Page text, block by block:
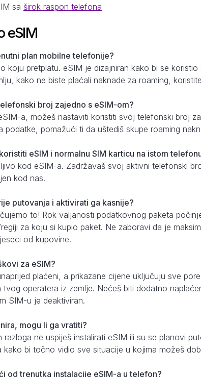
sa širok raspon telefona
eSIM
plan mobilne telefonije?
koju pretplatu. eSIM je dizajniran kako bi se
kako ne biste plaćali naknade za roaming,
broj zajedno s eSIM-om?
a, možeš nastaviti koristiti svoj telefonski broj
podatke, pomažući ti da uštediš skupe roaming
eSIM i normalnu SIM karticu na istom
kod eSIM-a. Zadržavaš svoj aktivni telefonski
kod nas.
putovanja i aktivirati ga kasnije?
to! Rok valjanosti podatkovnog paketa
za koju si kupio paket. Ne zaboravi da je
od kupovine.
za eSIM?
plaćeni, a prikazane cijene uključuju sve
tvog operatera iz zemlje. Nećeš biti dodatno
SIM-u je deaktiviran.
mogu li ga vratiti?
razloga ne uspiješ instalirati eSIM ili su se planovi
kako bi točno vidio sve situacije u kojima možeš
od trenutka instalacije eSIM-a u telefon?